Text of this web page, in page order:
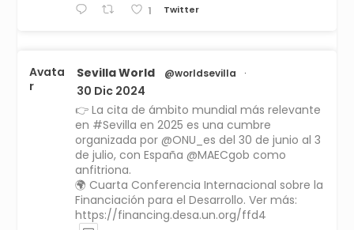
1 Twitter
Avata
r
Sevilla World @worldsevilla ·
30 Dic 2024
👉 La cita de ámbito mundial más relevante
en #Sevilla en 2025 es una cumbre
organizada por @ONU_es del 30 de junio al 3
de julio, con España @MAECgob como
anfitriona.
🌍 Cuarta Conferencia Internacional sobre la
Financiación para el Desarrollo. Ver más:
https://financing.desa.un.org/ffd4